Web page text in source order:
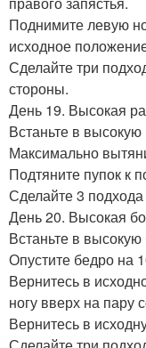
Поднимите левую
исходное
Сделайте три
стороны.
День 19. Высокая
Встаньте в высокую
Максимально
Подтяните пупок к
Сделайте 3 подхода
День 20. Высокая
Встаньте в
Опустите бедро на
Вернитесь в
ногу вверх на пару
Вернитесь в